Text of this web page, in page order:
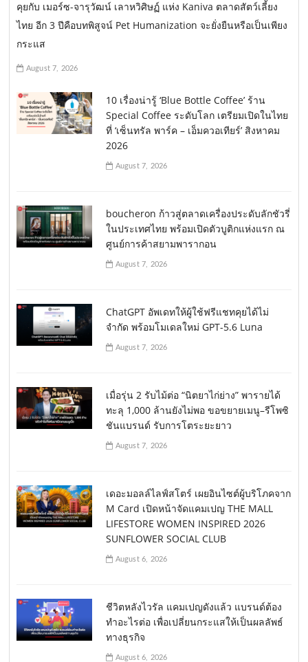
คุยกับ เมอร์ซ-จารุวัฒน์ เลาหวิศิษฏ์ แห่ง Kaniva ตลาดสัตว์เลี้ยง
ไทย อีก 3 ปีคือบทพิสูจน์ Pet Humanization จะยั่งยืนหรือเป็นเพียง
กระแส
August 7, 2026
10 เรื่องน่ารู้ ‘Blue Bottle Coffee’ ร้าน
Special Coffee ระดับโลก เตรียมเปิดในไทย
ที่ ‘เซ็นทรัล พาร์ค – เอ็มควอเทียร์’ สิงหาคม
2026
August 7, 2026
boucheron ก้าวสู่ตลาดเครื่องประดับลักชัวรี่
ในประเทศไทย พร้อมเปิดตัวบูติกแห่งแรก ณ
ศูนย์การค้าสยามพารากอน
August 7, 2026
ChatGPT อัพเดทให้ผู้ใช้ฟรีแชทคุยได้ไม่
จำกัด พร้อมโมเดลใหม่ GPT-5.6 Luna
August 7, 2026
เมื่อรุ่น 2 รับไม้ต่อ “นิตยาไก่ย่าง” พารายได้
ทะลุ 1,000 ล้านยังไม่พอ ขอขยายเมนู–รีโพซิ
ชันแบรนด์ รับการโตระยะยาว
August 7, 2026
เดอะมอลล์ไลฟ์สโตร์ เผยอินไซต์ผู้บริโภคจาก
M Card เปิดหน้าจัดแคมเปญ THE MALL
LIFESTORE WOMEN INSPIRED 2026
SUNFLOWER SOCIAL CLUB
August 6, 2026
ชีวิตหลังไวรัล แคมเปญดังแล้ว แบรนด์ต้อง
ทำอะไรต่อ เพื่อเปลี่ยนกระแสให้เป็นผลลัพธ์
ทางธุรกิจ
August 6, 2026